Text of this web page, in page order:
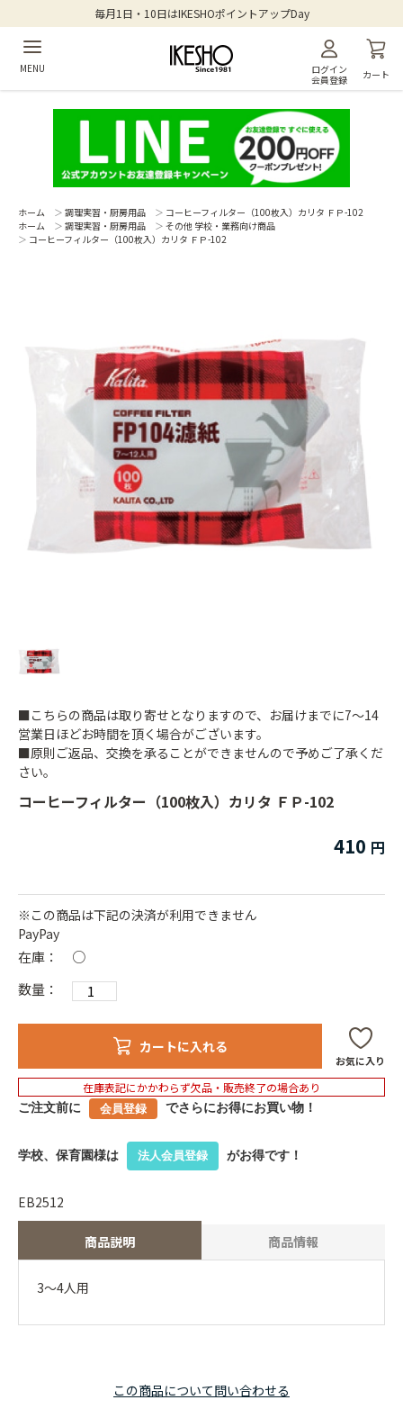
毎月1日・10日はIKESHOポイントアップDay
MENU
ログイン
会員登録
カート
ホーム ＞ 調理実習・厨房用品 ＞ コーヒーフィルター（100枚入）カリタ ＦＰ-102
ホーム
＞ 調理実習・厨房用品 ＞ その他 学校・業務向け商品
＞ コーヒーフィルター（100枚入）カリタ ＦＰ-102
コーヒーフィルター（100枚入）カリタ ＦＰ-102
410
※この商品は下記の決済が利用できません
PayPay
在庫：
○
数量：
カートに入れる
お気に入り
在庫表記にかかわらず欠品・販売終了の場合あり
ご注文前に 会員登録 でさらにお得にお買い物！
学校、保育園様は 法人会員登録 がお得です！
商品説明 商品情報
3～4人用
この商品について問い合わせる
■こちらの商品は取り寄せとなりますので、お届けまでに7～14
営業日ほどお時間を頂く場合がございます。
■原則ご返品、交換を承ることができませんので予めご了承くだ
さい。
EB2512